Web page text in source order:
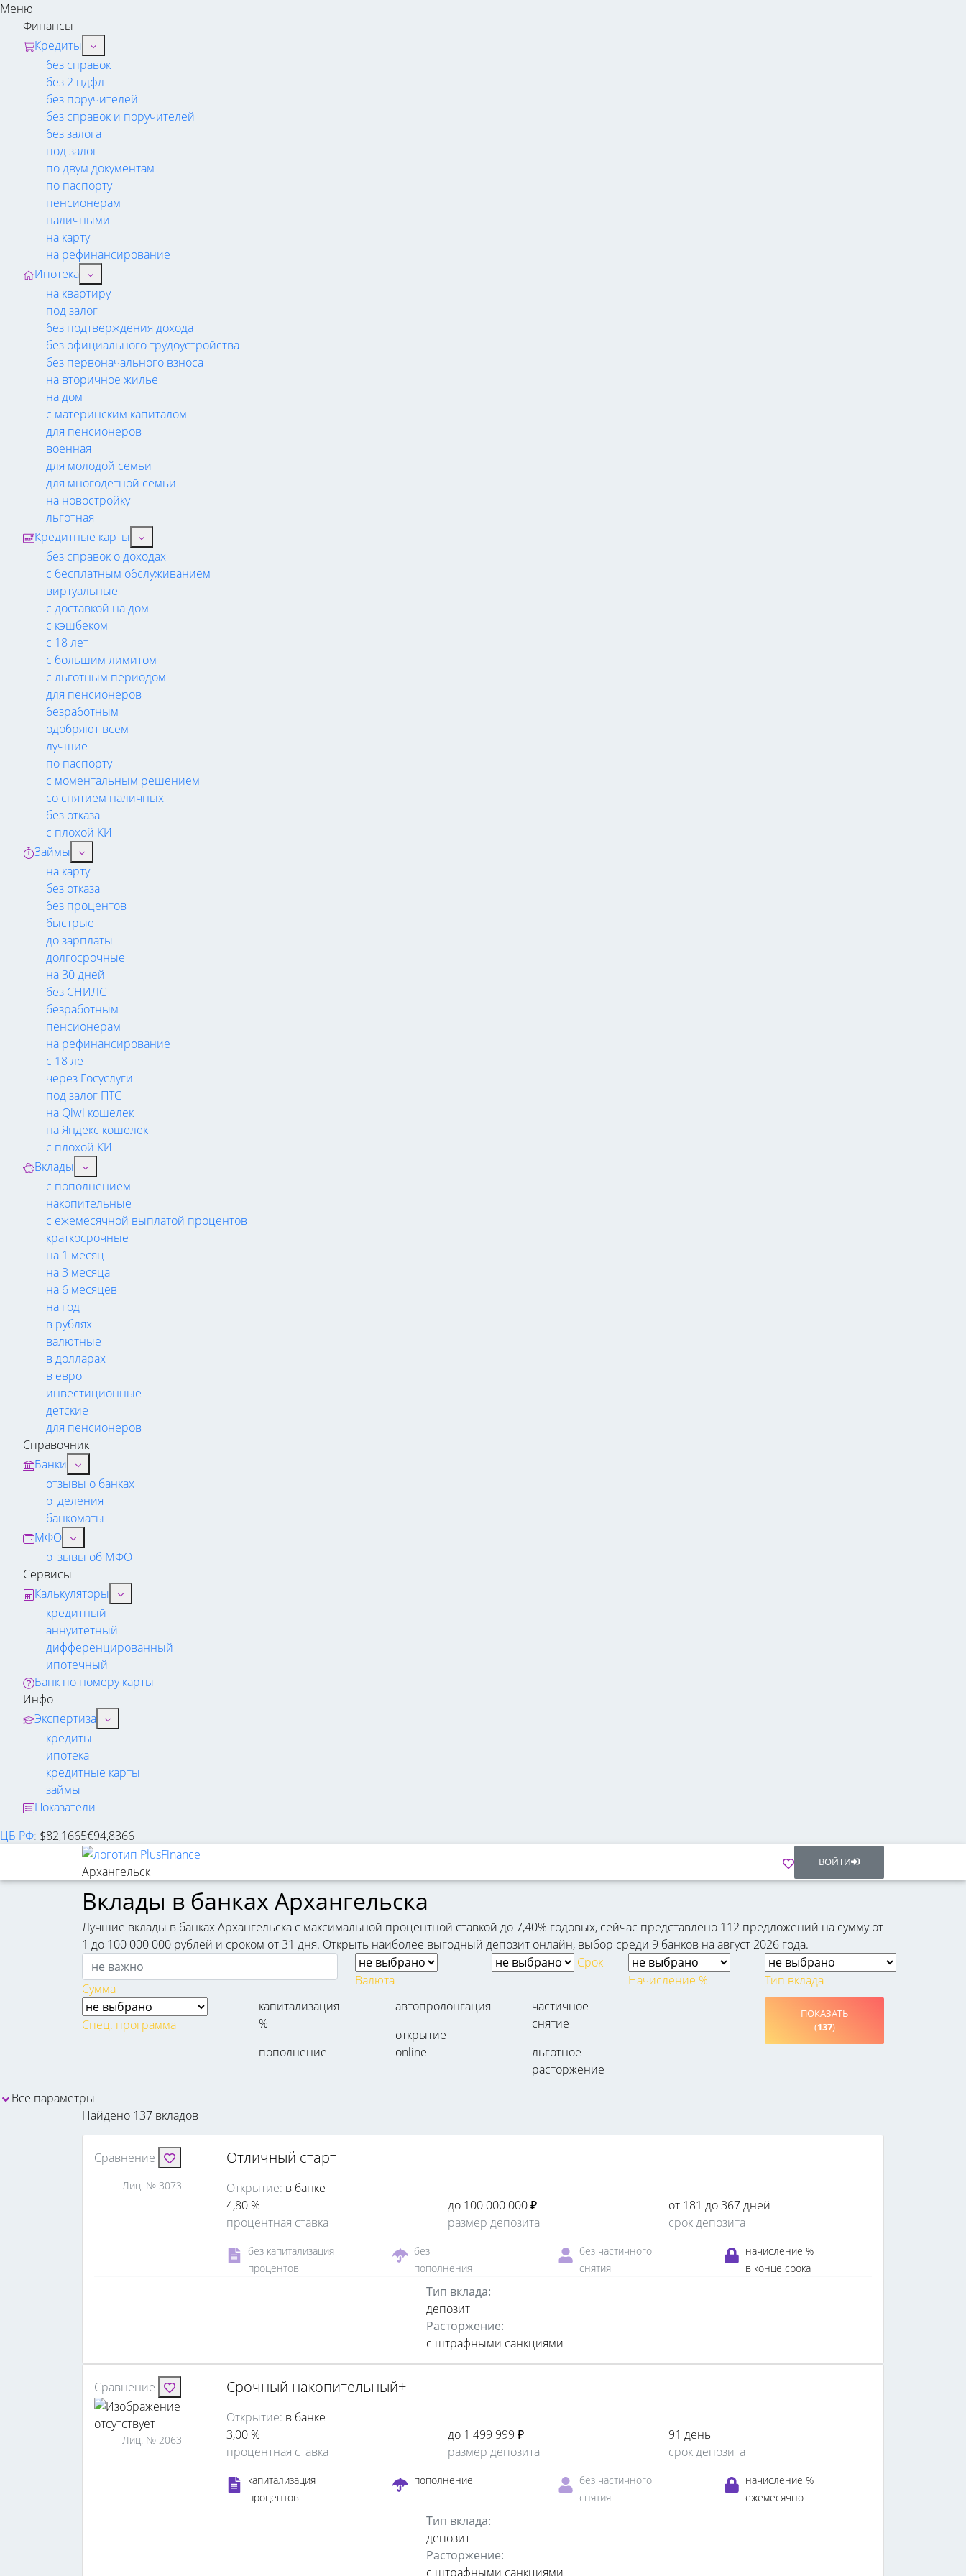
Меню
Финансы
Кредиты
без справок
без 2 ндфл
без поручителей
без справок и поручителей
без залога
под залог
по двум документам
по паспорту
пенсионерам
наличными
на карту
на рефинансирование
Ипотека
на квартиру
под залог
без подтверждения дохода
без официального трудоустройства
без первоначального взноса
на вторичное жилье
на дом
с материнским капиталом
для пенсионеров
военная
для молодой семьи
для многодетной семьи
на новостройку
льготная
Кредитные карты
без справок о доходах
с бесплатным обслуживанием
виртуальные
с доставкой на дом
с кэшбеком
с 18 лет
с большим лимитом
с льготным периодом
для пенсионеров
безработным
одобряют всем
лучшие
по паспорту
с моментальным решением
со снятием наличных
без отказа
с плохой КИ
Займы
на карту
без отказа
без процентов
быстрые
до зарплаты
долгосрочные
на 30 дней
без СНИЛС
безработным
пенсионерам
на рефинансирование
с 18 лет
через Госуслуги
под залог ПТС
на Qiwi кошелек
на Яндекс кошелек
с плохой КИ
Вклады
с пополнением
накопительные
с ежемесячной выплатой процентов
краткосрочные
на 1 месяц
на 3 месяца
на 6 месяцев
на год
в рублях
валютные
в долларах
в евро
инвестиционные
детские
для пенсионеров
Справочник
Банки
отзывы о банках
отделения
банкоматы
МФО
отзывы об МФО
Сервисы
Калькуляторы
кредитный
аннуитетный
дифференцированный
ипотечный
Банк по номеру карты
Инфо
Экспертиза
кредиты
ипотека
кредитные карты
займы
Показатели
ЦБ РФ: $82,1665€94,8366
Архангельск
ВОЙТИ
Вклады в банках Архангельска
Лучшие вклады в банках Архангельска с максимальной процентной ставкой до 7,40% годовых, сейчас представлено 112 предложений на сумму от
1 до 100 000 000 рублей и сроком от 31 дня. Открыть наиболее выгодный депозит онлайн, выбор среди 9 банков на август 2026 года.
Сумма
Валюта
Срок
Начисление %
Тип вклада
Спец. программа
капитализация
%
пополнение
автопролонгация
открытие
online
частичное
снятие
льготное
расторжение
ПОКАЗАТЬ
(137)
Все параметры
Найдено 137 вкладов
Сравнение
Лиц. № 3073
Отличный старт
Открытие: в банке
4,80 %
процентная ставка
до 100 000 000 ₽
размер депозита
от 181 до 367 дней
срок депозита
без капитализация
процентов
без
пополнения
без частичного
снятия
начисление %
в конце срока
Тип вклада:
депозит
Расторжение:
с штрафными санкциями
Сравнение
Лиц. № 2063
Срочный накопительный+
Открытие: в банке
3,00 %
процентная ставка
до 1 499 999 ₽
размер депозита
91 день
срок депозита
капитализация
процентов
пополнение
без частичного
снятия
начисление %
ежемесячно
Тип вклада:
депозит
Расторжение:
с штрафными санкциями